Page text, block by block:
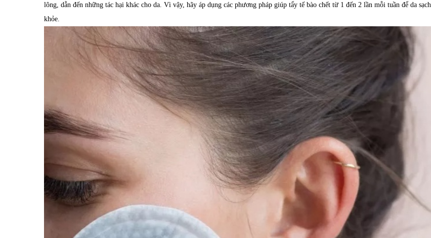
lông, dẫn đến những tác hại khác cho da. Vì vậy, hãy áp dụng các phương pháp giúp tẩy tế bào chết từ 1 đến 2 lần mỗi tuần để da sạch
khỏe.